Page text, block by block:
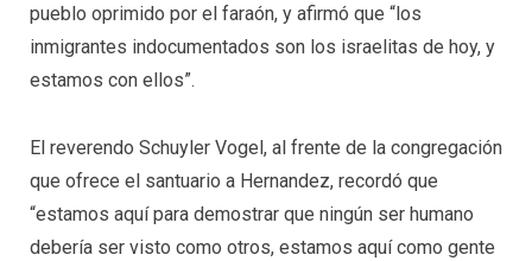
pueblo oprimido por el faraón, y afirmó que “los
inmigrantes indocumentados son los israelitas de hoy, y
estamos con ellos”.
El reverendo Schuyler Vogel, al frente de la congregación
que ofrece el santuario a Hernandez, recordó que
“estamos aquí para demostrar que ningún ser humano
debería ser visto como otros, estamos aquí como gente